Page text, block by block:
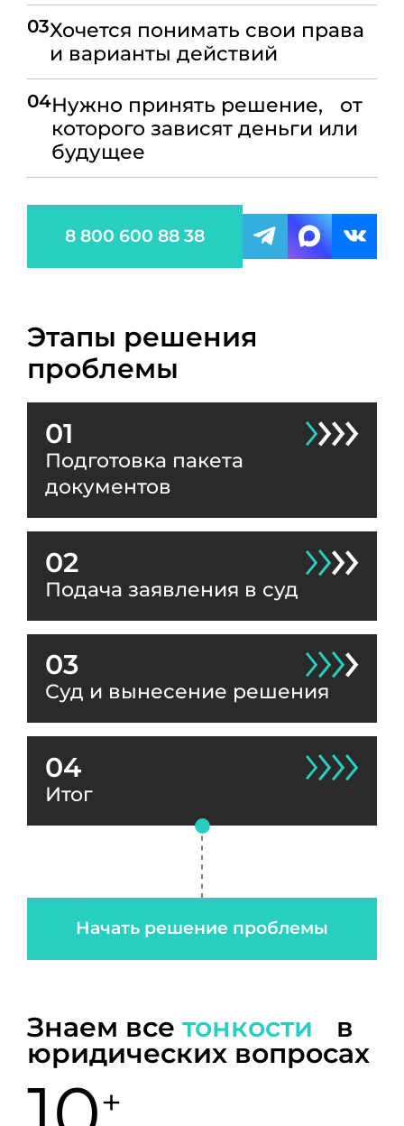
03Хочется понимать свои права
и варианты действий
04Нужно принять решение, от
которого зависят деньги или
будущее
8 800 600 88 38
Этапы решения
проблемы
01
Подготовка пакета
документов
02
Подача заявления в суд
03
Суд и вынесение решения
04
Итог
Начать решение проблемы
Знаем все тонкости в
юридических вопросах
+